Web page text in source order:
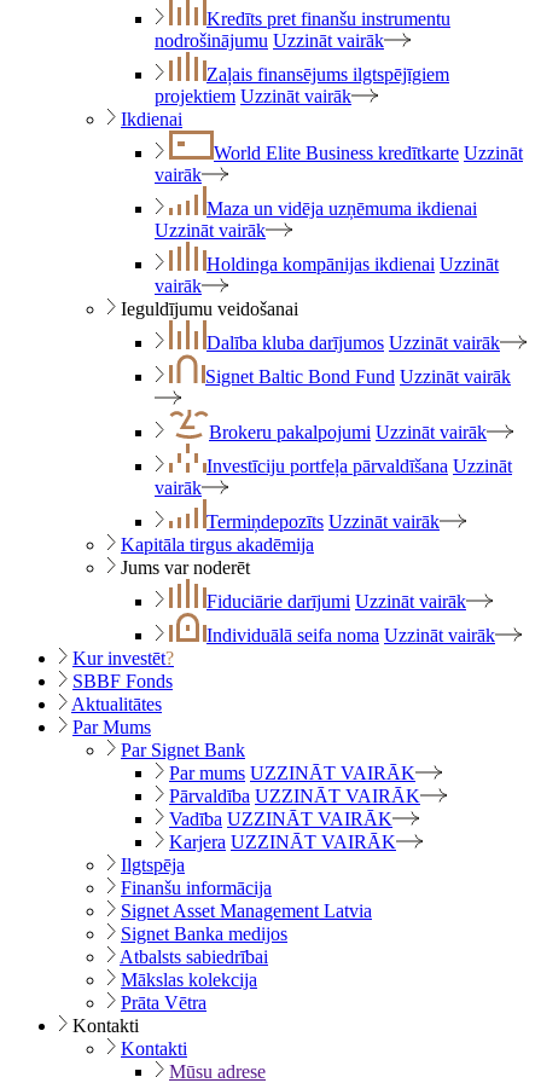
Kredīts pret finanšu instrumentu
nodrošinājumu Uzzināt vairāk
Zaļais finansējums ilgtspējīgiem
projektiem Uzzināt vairāk
Ikdienai
World Elite Business kredītkarte Uzzināt
vairāk
Maza un vidēja uzņēmuma ikdienai
Uzzināt vairāk
Holdinga kompānijas ikdienai Uzzināt
vairāk
Ieguldījumu veidošanai
Dalība kluba darījumos Uzzināt vairāk
Signet Baltic Bond Fund Uzzināt vairāk
Brokeru pakalpojumi Uzzināt vairāk
Investīciju portfeļa pārvaldīšana Uzzināt
vairāk
Termiņdepozīts Uzzināt vairāk
Kapitāla tirgus akadēmija
Jums var noderēt
Fiduciārie darījumi Uzzināt vairāk
Individuālā seifa noma Uzzināt vairāk
Kur investēt?
SBBF Fonds
Aktualitātes
Par Mums
Par Signet Bank
Par mums UZZINĀT VAIRĀK
Pārvaldība UZZINĀT VAIRĀK
Vadība UZZINĀT VAIRĀK
Karjera UZZINĀT VAIRĀK
Ilgtspēja
Finanšu informācija
Signet Asset Management Latvia
Signet Banka medijos
Atbalsts sabiedrībai
Mākslas kolekcija
Prāta Vētra
Kontakti
Kontakti
Mūsu adrese